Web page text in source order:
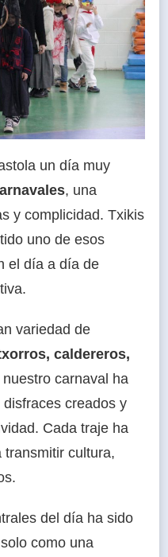
un día muy
, una
y complicidad. Txikis
uno de esos
el día a día de
variedad de
caldereros,
carnaval ha
creados y
Cada traje ha
cultura,
del día ha sido
como una